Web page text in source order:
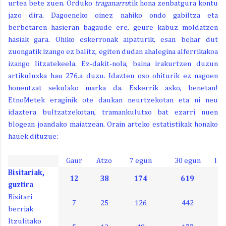
urtea bete zuen. Orduko traganarrutik hona zenbatgura kontu
jazo dira. Dagoeneko oinez nahiko ondo gabiltza eta
berbetaren hasieran bagaude ere, geure kabuz moldatzen
hasiak gara. Ohiko eskerronak aipaturik, esan behar dut
zuongatik izango ez balitz, egiten dudan ahalegina alferrikakoa
izango litzatekeela. Ez-dakit-nola, baina irakurtzen duzun
artikuluxka hau 276.a duzu. Idazten oso ohiturik ez nagoen
honentzat sekulako marka da. Eskerrik asko, benetan!
EtnoMetek eraginik ote daukan neurtzekotan eta ni neu
idaztera bultzatzekotan, tramankulutxo bat ezarri nuen
blogean joandako maiatzean. Orain arteko estatistikak honako
hauek dituzue:
Gaur Atzo 7 egun 30 egun
l
Bisitariak,
guztira
12 38 174 619
Bisitari
berriak
7 25 126 442
Itzulitako